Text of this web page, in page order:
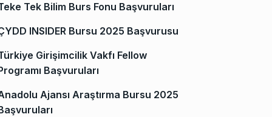
Tek Bilim Burs Fonu Başvuruları
INSIDER Bursu 2025 Başvurusu
Girişimcilik Vakfı Fellow
Başvuruları
Ajansı Araştırma Bursu 2025